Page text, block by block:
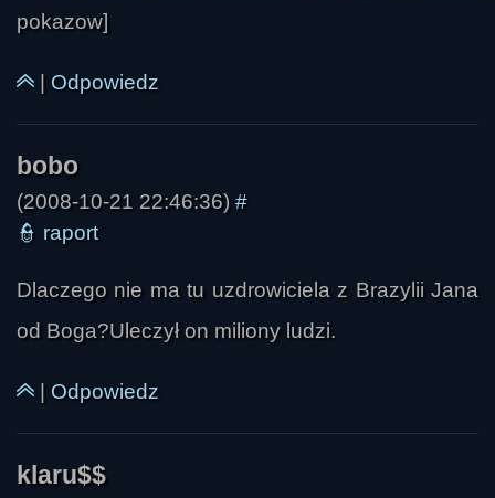
pokazow]
Odpowiedz
(2008-10-21 22:46:36) #
👮 raport
Dlaczego nie ma tu uzdrowiciela z Brazylii Jana
od Boga?Uleczył on miliony ludzi.
Odpowiedz
do_arjen